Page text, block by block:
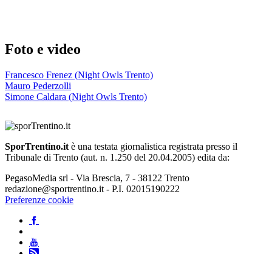
Foto e video
Francesco Frenez (Night Owls Trento)
Mauro Pederzolli
Simone Caldara (Night Owls Trento)
SporTrentino.it è una testata giornalistica registrata presso il
Tribunale di Trento (aut. n. 1.250 del 20.04.2005) edita da:
PegasoMedia srl - Via Brescia, 7 - 38122 Trento
redazione@sportrentino.it - P.I. 02015190222
Preferenze cookie